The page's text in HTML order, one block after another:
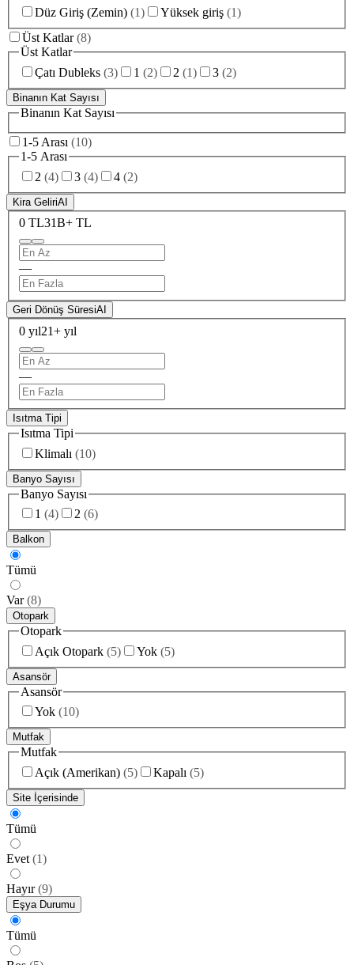
Düz Giriş (Zemin) (1) Yüksek giriş (1)
Üst Katlar (8)
Üst Katlar
Çatı Dubleks (3) 1 (2) 2 (1) 3 (2)
Binanın Kat Sayısı
Binanın Kat Sayısı
1-5 Arası (10)
1-5 Arası
2 (4) 3 (4) 4 (2)
Kira GeliriAI
0 TL31B+ TL
—
Geri Dönüş SüresiAI
0 yıl21+ yıl
—
Isıtma Tipi
Isıtma Tipi
Klimalı (10)
Banyo Sayısı
Banyo Sayısı
1 (4) 2 (6)
Balkon
Tümü
Var (8)
Otopark
Otopark
Açık Otopark (5) Yok (5)
Asansör
Asansör
Yok (10)
Mutfak
Mutfak
Açık (Amerikan) (5) Kapalı (5)
Site İçerisinde
Tümü
Evet (1)
Hayır (9)
Eşya Durumu
Tümü